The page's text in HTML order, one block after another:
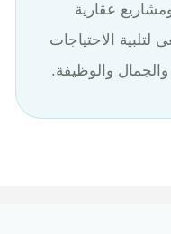
عقارية
الاحتياجات
والوظيفة.